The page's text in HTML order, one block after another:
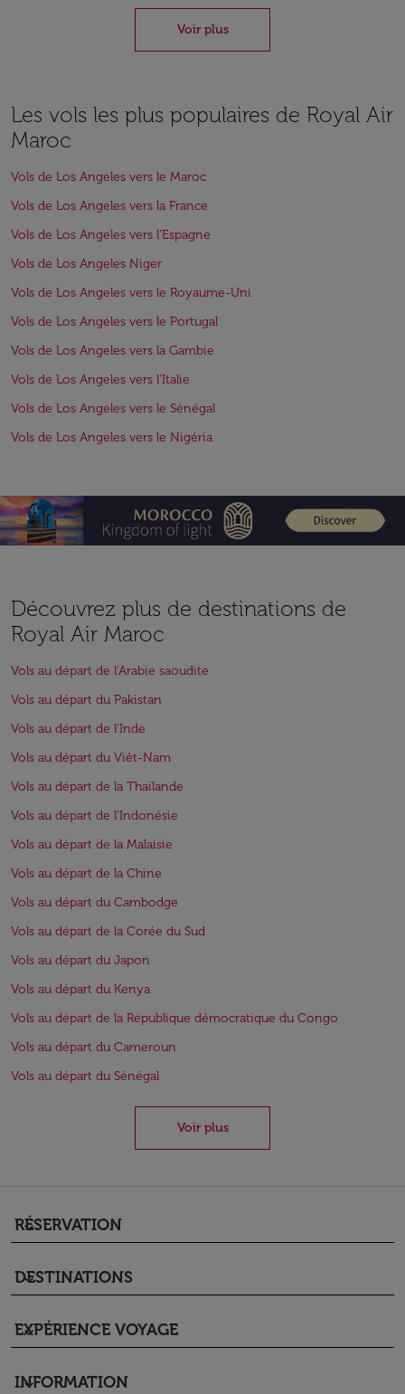
Voir plus
Les vols les plus populaires de Royal Air
Maroc
Vols de Los Angeles vers le Maroc
Vols de Los Angeles vers la France
Vols de Los Angeles vers l'Espagne
Vols de Los Angeles Niger
Vols de Los Angeles vers le Royaume-Uni
Vols de Los Angeles vers le Portugal
Vols de Los Angeles vers la Gambie
Vols de Los Angeles vers l'Italie
Vols de Los Angeles vers le Sénégal
Vols de Los Angeles vers le Nigéria
Découvrez plus de destinations de
Royal Air Maroc
Vols au départ de l'Arabie saoudite
Vols au départ du Pakistan
Vols au départ de l'Inde
Vols au départ du Viêt-Nam
Vols au départ de la Thaïlande
Vols au départ de l'Indonésie
Vols au départ de la Malaisie
Vols au départ de la Chine
Vols au départ du Cambodge
Vols au départ de la Corée du Sud
Vols au départ du Japon
Vols au départ du Kenya
Vols au départ de la République démocratique du Congo
Vols au départ du Cameroun
Vols au départ du Sénégal
Voir plus
RÉSERVATION
keyboard_arrow_down
DESTINATIONS
keyboard_arrow_down
EXPÉRIENCE VOYAGE
keyboard_arrow_down
INFORMATION
keyboard_arrow_down